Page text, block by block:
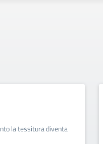
la tessitura diventa